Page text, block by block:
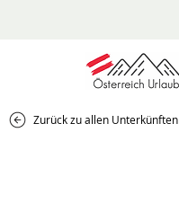
Zurück zu allen Unterkünften